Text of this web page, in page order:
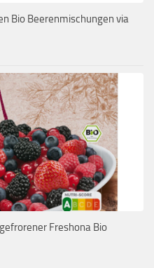
Bio Beerenmischungen via
Freshona Bio